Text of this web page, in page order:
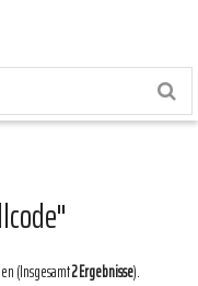
(Insgesamt2 Ergebnisse).